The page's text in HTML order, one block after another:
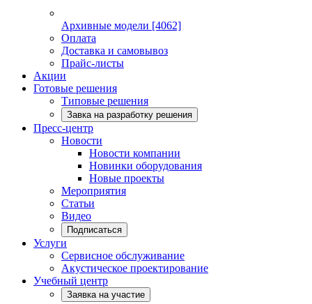
Архивные модели [4062]
Оплата
Доставка и самовывоз
Прайс-листы
Акции
Готовые решения
Типовые решения
Завка на разработку решения
Пресс-центр
Новости
Новости компании
Новинки оборудования
Новые проекты
Мероприятия
Статьи
Видео
Подписаться
Услуги
Сервисное обслуживание
Акустическое проектирование
Учебный центр
Заявка на участие